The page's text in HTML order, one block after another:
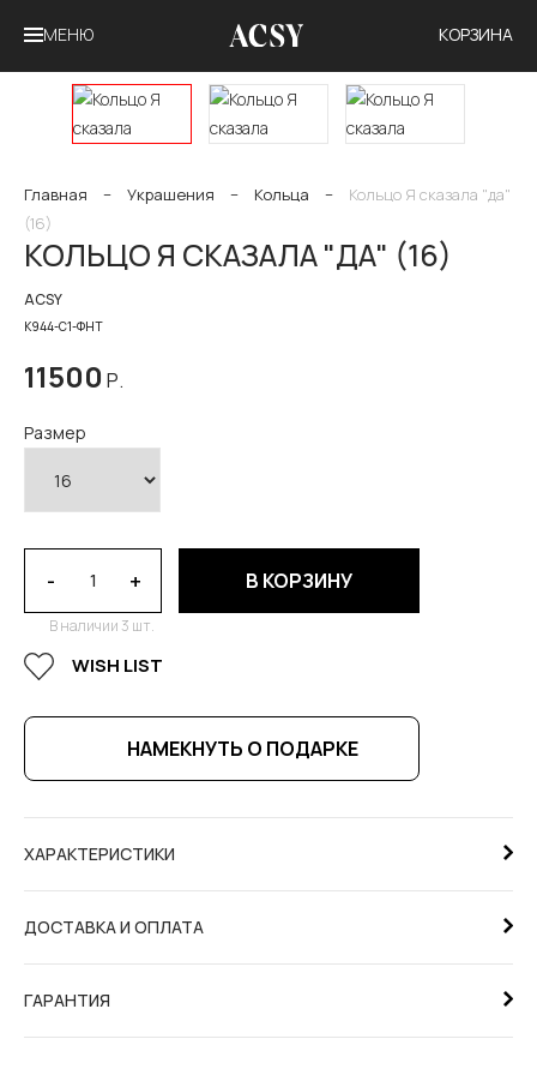
МЕНЮ КОРЗИНА
Главная − Украшения − Кольца −
Кольцо Я сказала "да"
(16)
КОЛЬЦО Я СКАЗАЛА "ДА" (16)
ACSY
К944-С1-ФНТ
11500 Р.
Размер
- +
В наличии 3 шт.
В КОРЗИНУ
WISH LIST
НАМЕКНУТЬ О ПОДАРКЕ
ХАРАКТЕРИСТИКИ
ДОСТАВКА И ОПЛАТА
ГАРАНТИЯ